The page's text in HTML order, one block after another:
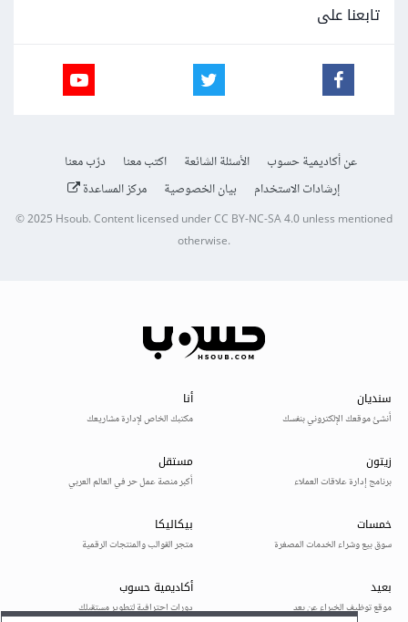
تابعنا على
عن أكاديمية حسوب الأسئلة الشائعة اكتب معنا
درّب معنا
إرشادات الاستخدام
بيان الخصوصية مركز المساعدة
© 2025Hsoub.Content licensed underCC BY-NC-SA 4.0unless mentioned
otherwise.